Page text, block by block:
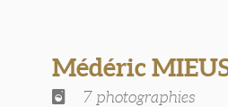
Médéric
7 photographies